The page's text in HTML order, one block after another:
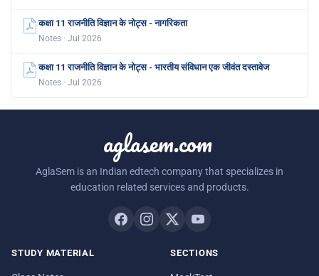
कक्षा 11 राजनीति विज्ञान के नोट्स - नागरिकता
Notes · Jul 2026
कक्षा 11 राजनीति विज्ञान के नोट्स - भारतीय संविधान एक जीवंत दस्तावेज
Notes · Jul 2026
aglasem.com
AglaSem is an Indian edtech company that specializes in
education related services and products.
STUDY MATERIAL SECTIONS